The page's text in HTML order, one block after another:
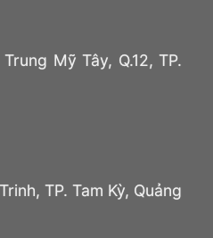
Mỹ Tây, Q.12, TP.
TP. Tam Kỳ, Quảng